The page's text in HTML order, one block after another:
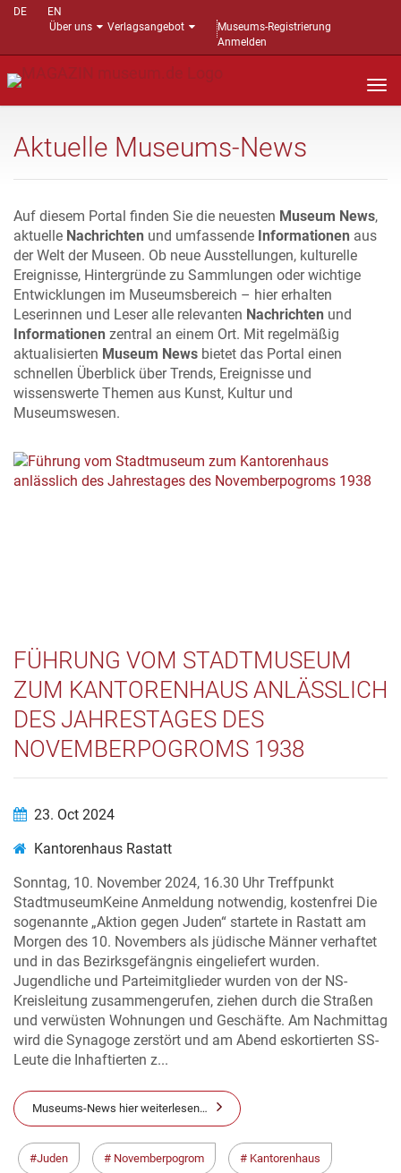
DE
EN
Über uns
Verlagsangebot
Museums-Registrierung
Anmelden
Aktuelle Museums-News
Auf diesem Portal finden Sie die neuesten Museum News,
aktuelle Nachrichten und umfassende Informationen aus
der Welt der Museen. Ob neue Ausstellungen, kulturelle
Ereignisse, Hintergründe zu Sammlungen oder wichtige
Entwicklungen im Museumsbereich – hier erhalten
Leserinnen und Leser alle relevanten Nachrichten und
Informationen zentral an einem Ort. Mit regelmäßig
aktualisierten Museum News bietet das Portal einen
schnellen Überblick über Trends, Ereignisse und
wissenswerte Themen aus Kunst, Kultur und
Museumswesen.
FÜHRUNG VOM STADTMUSEUM
ZUM KANTORENHAUS ANLÄSSLICH
DES JAHRESTAGES DES
NOVEMBERPOGROMS 1938
23. Oct 2024
Kantorenhaus Rastatt
Sonntag, 10. November 2024, 16.30 Uhr Treffpunkt
StadtmuseumKeine Anmeldung notwendig, kostenfrei Die
sogenannte „Aktion gegen Juden“ startete in Rastatt am
Morgen des 10. Novembers als jüdische Männer verhaftet
und in das Bezirksgefängnis eingeliefert wurden.
Jugendliche und Parteimitglieder wurden von der NS-
Kreisleitung zusammengerufen, ziehen durch die Straßen
und verwüsten Wohnungen und Geschäfte. Am Nachmittag
wird die Synagoge zerstört und am Abend eskortierten SS-
Leute die Inhaftierten z...
Museums-News hier weiterlesen…
Juden Novemberpogrom Kantorenhaus